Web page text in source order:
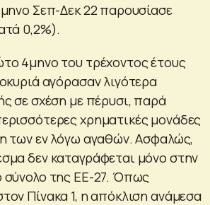
Σεπ-Δεκ 22 παρουσίασε
0,2%).
4μηνο του τρέχοντος έτους
αγόρασαν λιγότερα
σε σχέση με πέρυσι, παρά
χρηματικές μονάδες
των εν λόγω αγαθών. Ασφαλώς,
δεν καταγράφεται μόνο στην
σύνολο της ΕΕ-27. Όπως
Πίνακα 1, η απόκλιση ανάμεσα